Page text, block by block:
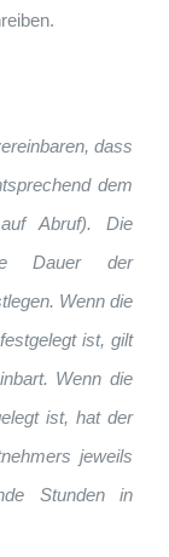
dass
dem
Abruf). Die
Dauer der
Wenn die
ist, gilt
Wenn die
ist, hat der
jeweils
Stunden in